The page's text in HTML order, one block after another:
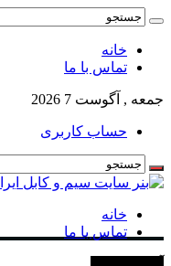
خانه
تماس با ما
جمعه , آگوست 7 2026
حساب کاربری
خانه
تماس با ما